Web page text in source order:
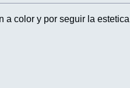
a color y por seguir la